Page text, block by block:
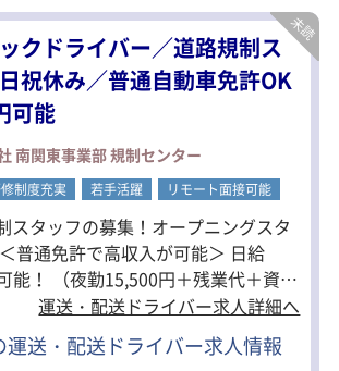
本的にチームで行動！
輩社員も近くにいるので安心です！
割ドライバー、6割は警備のお仕事
なります。
勤務地多数＞
京都
南支社・池袋中央支社・上野支
・渋谷支社・京浜支社・錦糸町支
・吉祥寺支社・新宿中央支社・町田
社・高円寺支社・高田馬場支社・立
社・日暮里支社・練馬支社・下北
支社・北千住支社・八王子支社・新
支社・池袋支社・りんかい支社
★一都三県で勤務地多数！お住まいに
くの現場をご紹介します。
クドライバー／道路規制ス
祝休み／普通自動車免許OK
可能
南関東事業部 規制センター
制度充実 若手活躍 リモート面接可能
スタッフの募集！オープニングスタ
普通免許で高収入が可能＞ 日給
能！ （夜勤15,500円＋残業代＋資格
Wワークで働きたい」 「日勤／夜勤
「資格を活かして稼ぎたい」 他に
運送・配送ドライバー求人詳細へ
運送・配送ドライバー求人情報